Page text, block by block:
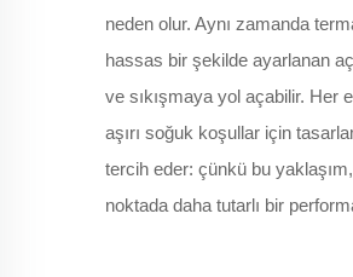
neden olur. Aynı zamanda
hassas bir şekilde ayarlanan
ve sıkışmaya yol açabilir. Her
aşırı soğuk koşullar için
tercih eder: çünkü bu
noktada daha tutarlı bir